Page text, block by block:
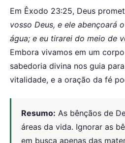
Em Êxodo 23:25, Deus
vosso Deus, e ele abençoará
água; e eu tirarei do meio de
Embora vivamos em um
sabedoria divina nos guia
vitalidade, e a oração da fé
Resumo: As bênçãos de
áreas da vida. Ignorar as
em busca apenas das